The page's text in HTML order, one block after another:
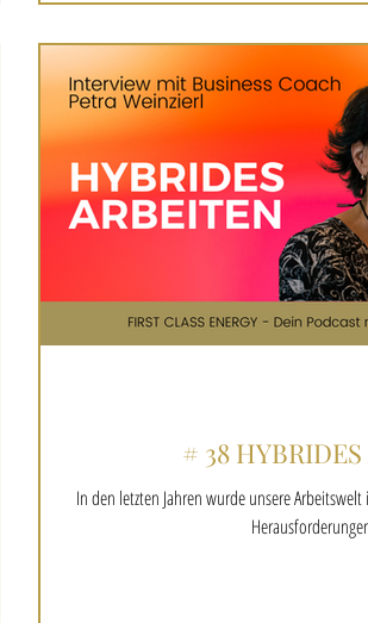
# 38
In den letzten Jahren wurde unsere